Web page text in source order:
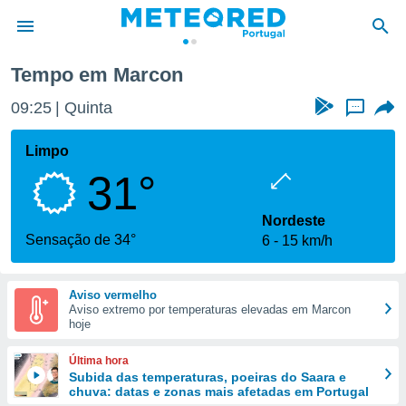
da
foi
fornecidas
a este
das
e
forma
digital
Tempo em Marcon
09:25 Quinta ...
Limpo
31°
Sensação de 34°
Nordeste
6
15 km/h
Aviso vermelho
Aviso extremo por temperaturas elevadas em Marcon
hoje
Última hora
Subida das temperaturas, poeiras do Saara e
chuva: datas e zonas mais afetadas em Portugal